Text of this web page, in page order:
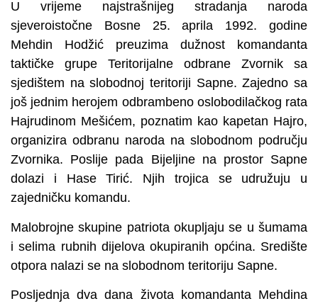
U vrijeme najstrašnijeg stradanja naroda
sjeveroistočne Bosne 25. aprila 1992. godine
Mehdin Hodžić preuzima dužnost komandanta
taktičke grupe Teritorijalne odbrane Zvornik sa
sjedištem na slobodnoj teritoriji Sapne. Zajedno sa
još jednim herojem odbrambeno oslobodilačkog rata
Hajrudinom Mešićem, poznatim kao kapetan Hajro,
organizira odbranu naroda na slobodnom području
Zvornika. Poslije pada Bijeljine na prostor Sapne
dolazi i Hase Tirić. Njih trojica se udružuju u
zajedničku komandu.
Malobrojne skupine patriota okupljaju se u šumama
i selima rubnih dijelova okupiranih općina. Središte
otpora nalazi se na slobodnom teritoriju Sapne.
Posljednja dva dana života komandanta Mehdina